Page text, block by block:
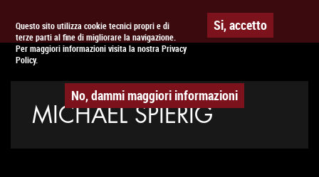
Questo sito utilizza cookie tecnici propri e di
terze parti al fine di migliorare la navigazione.
Per maggiori informazioni visita la nostra Privacy
Policy.
Si, accetto
No, dammi maggiori informazioni
APPUNTAMENTO AL CINEMA
MICHAEL SPIERIG